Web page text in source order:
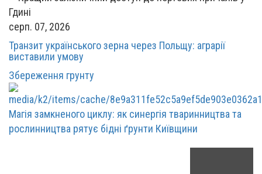
серп. 07, 2026
Транзит українського зерна через Польщу: аграрії
виставили умову
Збереження грунту
Магія замкненого циклу: як синергія тваринництва та
рослинництва рятує бідні ґрунти Київщини